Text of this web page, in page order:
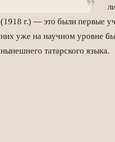
(1918 г.) — это были первые
них уже на научном уровне
нынешнего татарского языка.